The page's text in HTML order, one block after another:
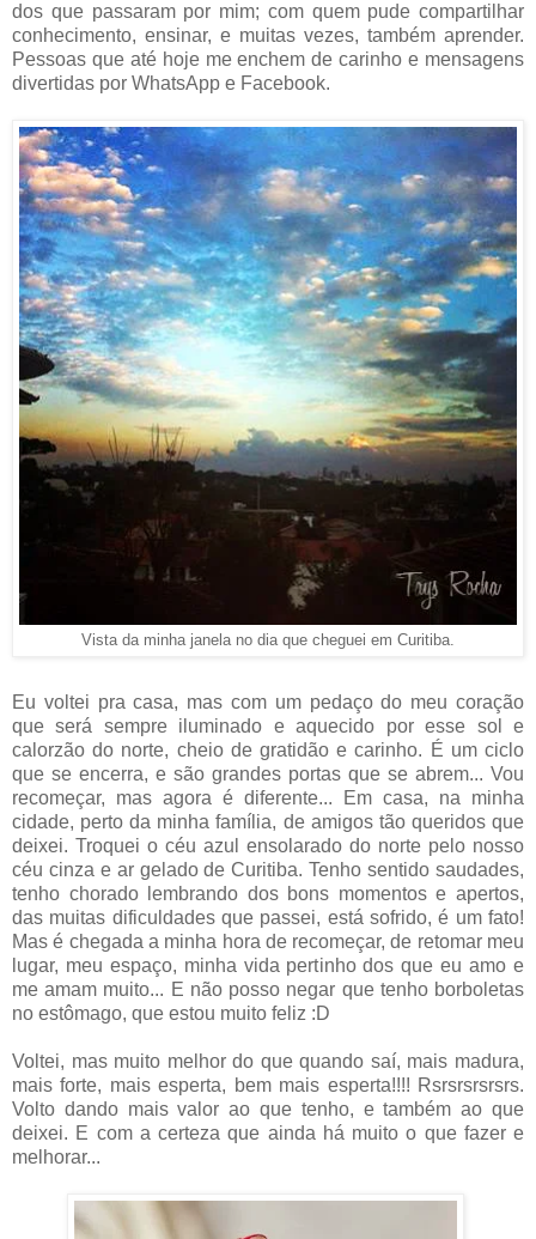
dos que passaram por mim; com quem pude compartilhar
conhecimento, ensinar, e muitas vezes, também aprender.
Pessoas que até hoje me enchem de carinho e mensagens
divertidas por WhatsApp e Facebook.
Vista da minha janela no dia que cheguei em Curitiba.
Eu voltei pra casa, mas com um pedaço do meu coração
que será sempre iluminado e aquecido por esse sol e
calorzão do norte, cheio de gratidão e carinho. É um ciclo
que se encerra, e são grandes portas que se abrem... Vou
recomeçar, mas agora é diferente... Em casa, na minha
cidade, perto da minha família, de amigos tão queridos que
deixei. Troquei o céu azul ensolarado do norte pelo nosso
céu cinza e ar gelado de Curitiba. Tenho sentido saudades,
tenho chorado lembrando dos bons momentos e apertos,
das muitas dificuldades que passei, está sofrido, é um fato!
Mas é chegada a minha hora de recomeçar, de retomar meu
lugar, meu espaço, minha vida pertinho dos que eu amo e
me amam muito... E não posso negar que tenho borboletas
no estômago, que estou muito feliz :D
Voltei, mas muito melhor do que quando saí, mais madura,
mais forte, mais esperta, bem mais esperta!!!! Rsrsrsrsrsrs.
Volto dando mais valor ao que tenho, e também ao que
deixei. E com a certeza que ainda há muito o que fazer e
melhorar...